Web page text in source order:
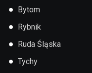
● Bytom
● Rybnik
● Ruda Śląska
● Tychy